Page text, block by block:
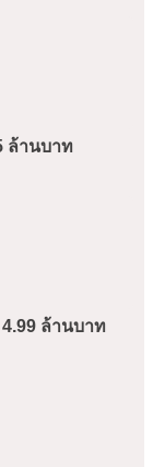
ล้านบาท
ล้านบาท